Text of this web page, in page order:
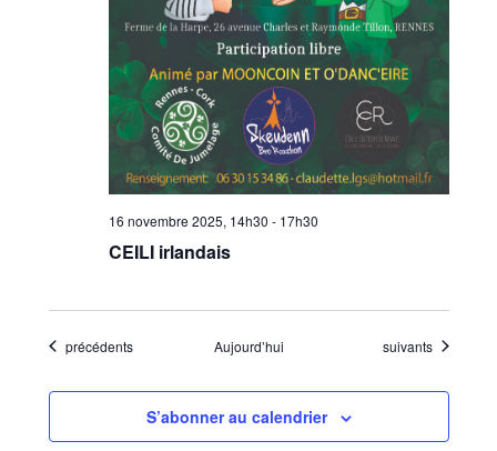
16 novembre 2025, 14h30 - 17h30
CEILI irlandais
Évènements
précédents Aujourd’hui Évènements
suivants
S’abonner au calendrier